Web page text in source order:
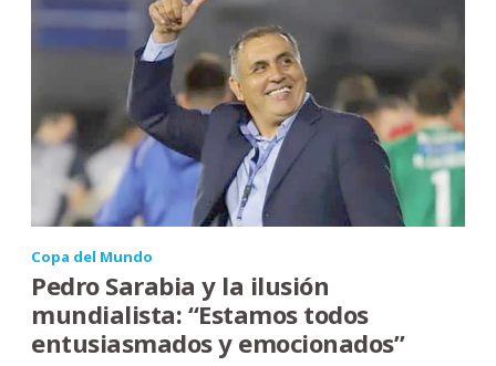
Copa del Mundo
Pedro Sarabia y la ilusión
mundialista: “Estamos todos
entusiasmados y emocionados”